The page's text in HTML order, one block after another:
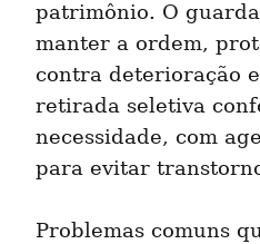
patrimônio. O
manter a ordem,
contra deterioração
retirada seletiva
necessidade, com
para evitar
Problemas comuns